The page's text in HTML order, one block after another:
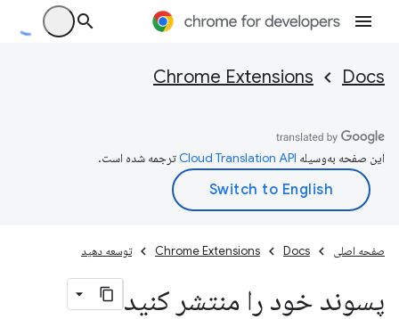
Docs
Chrome Extensions
این صفحه به‌وسیله ترجمه شده است.
صفحه اصلی Docs
Chrome Extensions توسعه دهید
پسوند خود را منتشر کنید